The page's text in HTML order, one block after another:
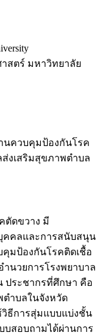
สตร์ มหาวิทยาลัย
นควบคุมป้องกันโรค
ส่งเสริมสุขภาพตำบล
ตัดขวาง มี
คลและการสนับสนุน
มป้องกันโรคติดเชื้อ
นวยการโรงพยาบาล
ประชากรที่ศึกษา คือ
ตำบลในจังหวัด
วิธีการสุ่มแบบแบ่งชั้น
บสอบถามได้ผ่านการ